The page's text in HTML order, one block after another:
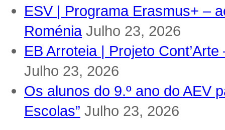
ESV | Programa Erasmus+ –
Roménia Julho 23, 2026
EB Arroteia | Projeto
Julho 23, 2026
Os alunos do 9.º ano do AEV
Escolas” Julho 23, 2026